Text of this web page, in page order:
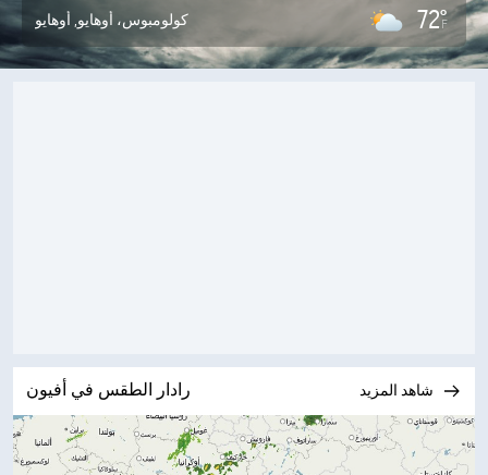
كولومبوس، أوهايو, أوهايو 72°F
رادار الطقس في أفيون شاهد المزيد